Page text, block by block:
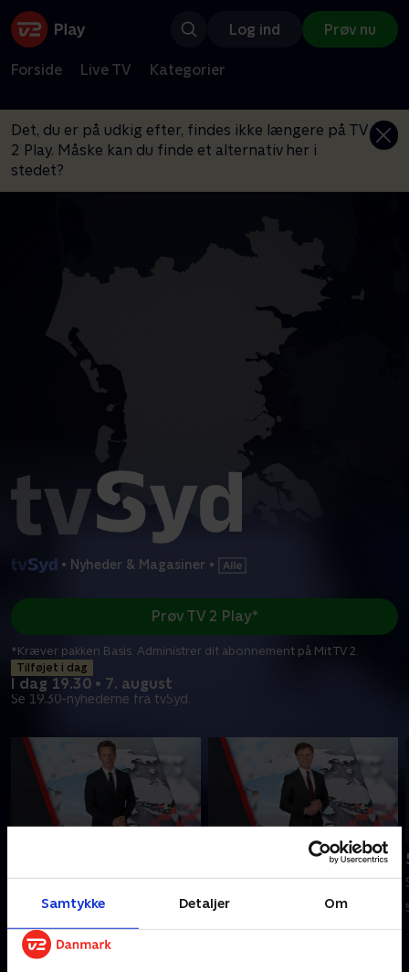
Samtykke Detaljer Om
Log ind Prøv nu
Forside Live TV Kategorier
Det, du er på udkig efter, findes ikke længere på TV
2 Play. Måske kan du finde et alternativ her i
stedet?
• Nyheder & Magasiner •
Tilføjet i dag
I dag 19.30 • 7. august
Se 19.30-nyhederne fra tvSyd.
Prøv TV 2 Play*
*Kræver pakken Basis. Administrer dit abonnement på Mit TV 2.
7. august
Se 19.30-nyhederne fra tvSyd.
6. august
Se 19.30-nyhederne fra tvSyd.